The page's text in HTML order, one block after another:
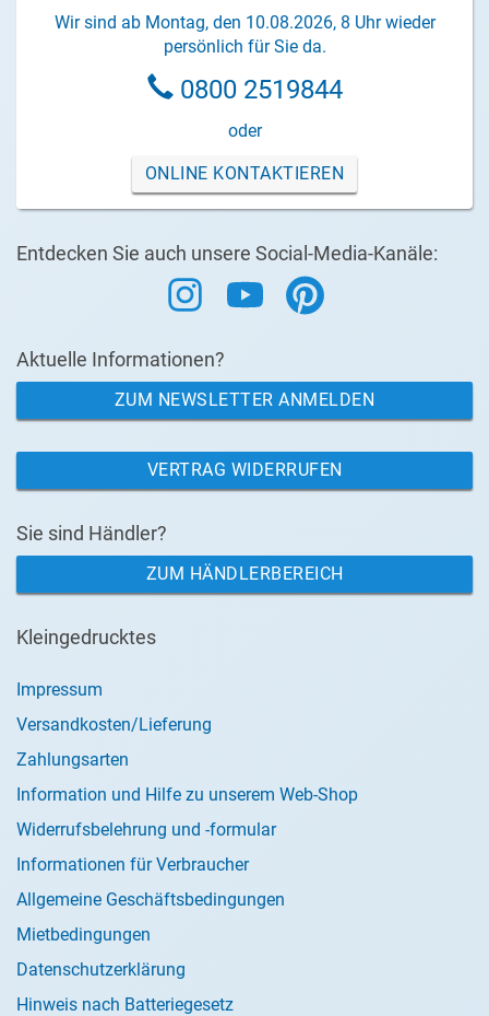
Wir sind ab Montag, den 10.08.2026, 8 Uhr wieder
persönlich für Sie da.
0800 2519844
oder
ONLINE KONTAKTIEREN
Entdecken Sie auch unsere Social-Media-Kanäle:
Aktuelle Informationen?
ZUM NEWSLETTER ANMELDEN
VERTRAG WIDERRUFEN
Sie sind Händler?
ZUM HÄNDLERBEREICH
Kleingedrucktes
Impressum
Versandkosten/Lieferung
Zahlungsarten
Information und Hilfe zu unserem Web-Shop
Widerrufsbelehrung und -formular
Informationen für Verbraucher
Allgemeine Geschäftsbedingungen
Mietbedingungen
Datenschutzerklärung
Hinweis nach Batteriegesetz